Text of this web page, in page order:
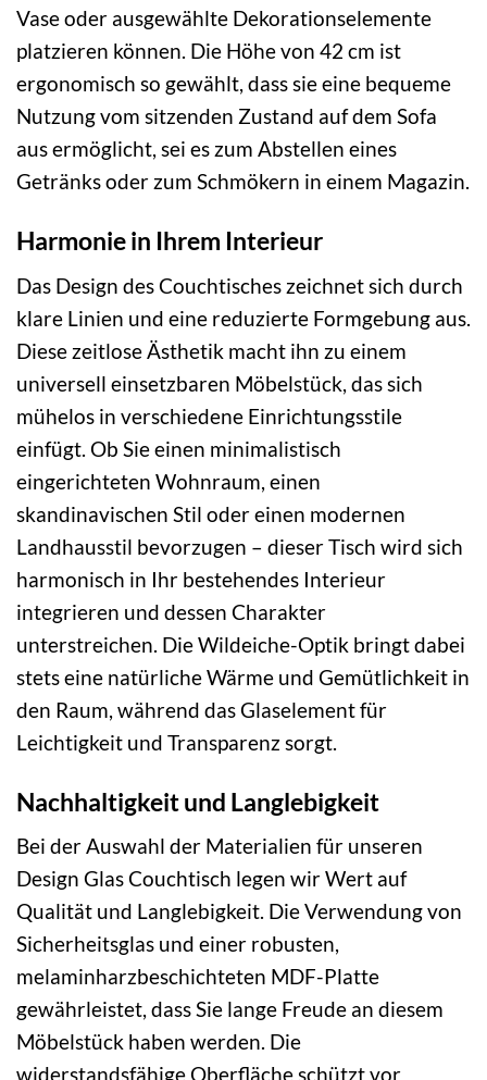
Vase oder ausgewählte Dekorationselemente
platzieren können. Die Höhe von 42 cm ist
ergonomisch so gewählt, dass sie eine bequeme
Nutzung vom sitzenden Zustand auf dem Sofa
aus ermöglicht, sei es zum Abstellen eines
Getränks oder zum Schmökern in einem Magazin.
Harmonie in Ihrem Interieur
Das Design des Couchtisches zeichnet sich durch
klare Linien und eine reduzierte Formgebung aus.
Diese zeitlose Ästhetik macht ihn zu einem
universell einsetzbaren Möbelstück, das sich
mühelos in verschiedene Einrichtungsstile
einfügt. Ob Sie einen minimalistisch
eingerichteten Wohnraum, einen
skandinavischen Stil oder einen modernen
Landhausstil bevorzugen – dieser Tisch wird sich
harmonisch in Ihr bestehendes Interieur
integrieren und dessen Charakter
unterstreichen. Die Wildeiche-Optik bringt dabei
stets eine natürliche Wärme und Gemütlichkeit in
den Raum, während das Glaselement für
Leichtigkeit und Transparenz sorgt.
Nachhaltigkeit und Langlebigkeit
Bei der Auswahl der Materialien für unseren
Design Glas Couchtisch legen wir Wert auf
Qualität und Langlebigkeit. Die Verwendung von
Sicherheitsglas und einer robusten,
melaminharzbeschichteten MDF-Platte
gewährleistet, dass Sie lange Freude an diesem
Möbelstück haben werden. Die
widerstandsfähige Oberfläche schützt vor